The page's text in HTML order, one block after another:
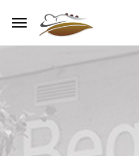
Skip to main content